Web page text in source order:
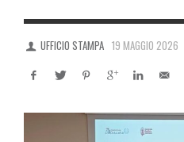
UFFICIO STAMPA 19 MAGGIO 2026